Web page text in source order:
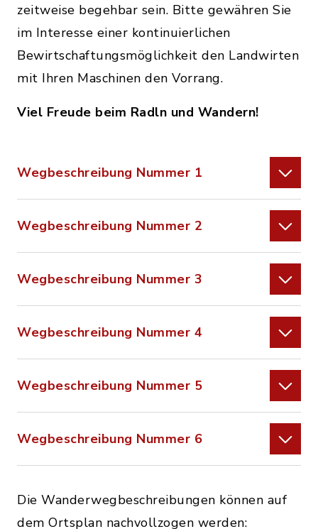
zeitweise begehbar sein. Bitte gewähren Sie
im Interesse einer kontinuierlichen
Bewirtschaftungsmöglichkeit den Landwirten
mit Ihren Maschinen den Vorrang.
Viel Freude beim Radln und Wandern!
Wegbeschreibung Nummer 1
Wegbeschreibung Nummer 2
Wegbeschreibung Nummer 3
Wegbeschreibung Nummer 4
Wegbeschreibung Nummer 5
Wegbeschreibung Nummer 6
Die Wanderwegbeschreibungen können auf
dem Ortsplan nachvollzogen werden: